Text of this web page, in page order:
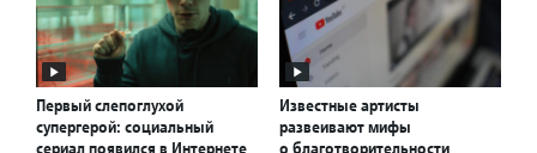
Первый слепоглухой
супергерой: социальный
сериал появился в Интернете
Известные артисты
развеивают мифы
о благотворительности